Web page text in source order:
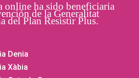
online ha sido beneficiaria
de la Generalitat
del Plan Resistir Plus.
Denia
Xàbia